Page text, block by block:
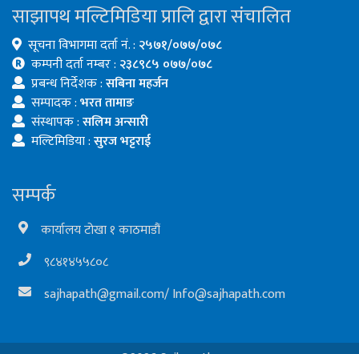
साझापथ मल्टिमिडिया प्रालि द्वारा संचालित
सूचना विभागमा दर्ता नं. : २५७१/०७७/०७८
कम्पनी दर्ता नम्बर : २३८९८५ ०७७/०७८
प्रबन्ध निर्देशक :सबिना महर्जन
सम्पादक :भरत तामाङ
संस्थापक :सलिम अन्सारी
मल्टिमिडिया :सुरज भट्टराई
सम्पर्क
कार्यालय टोखा १ काठमाडौं
९८४१४५५८०८
sajhapath@gmail.com/Info@sajhapath.com